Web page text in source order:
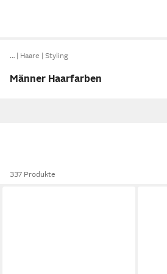
… Haare Styling
Männer Haarfarben
337 Produkte